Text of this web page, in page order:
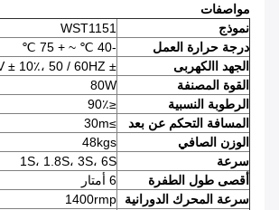
مواصفات
نموذج
WST1151
درجة حرارة العمل
-40 ℃ ~ + 75 ℃
الجهد االكهربى
± 220V 10٪، 110V ± 10٪، 50 / 60HZ
القوة المصنفة
80W
الرطوبة النسبية
≤90٪
المسافة التحكم عن بعد
≥30m
الوزن الصافي
48kgs
سرعة
1S، 1.8S، 3S، 6S
أقصى طول الطفرة
6 أمتار
سرعة المحرك الدورانية
1400rmp